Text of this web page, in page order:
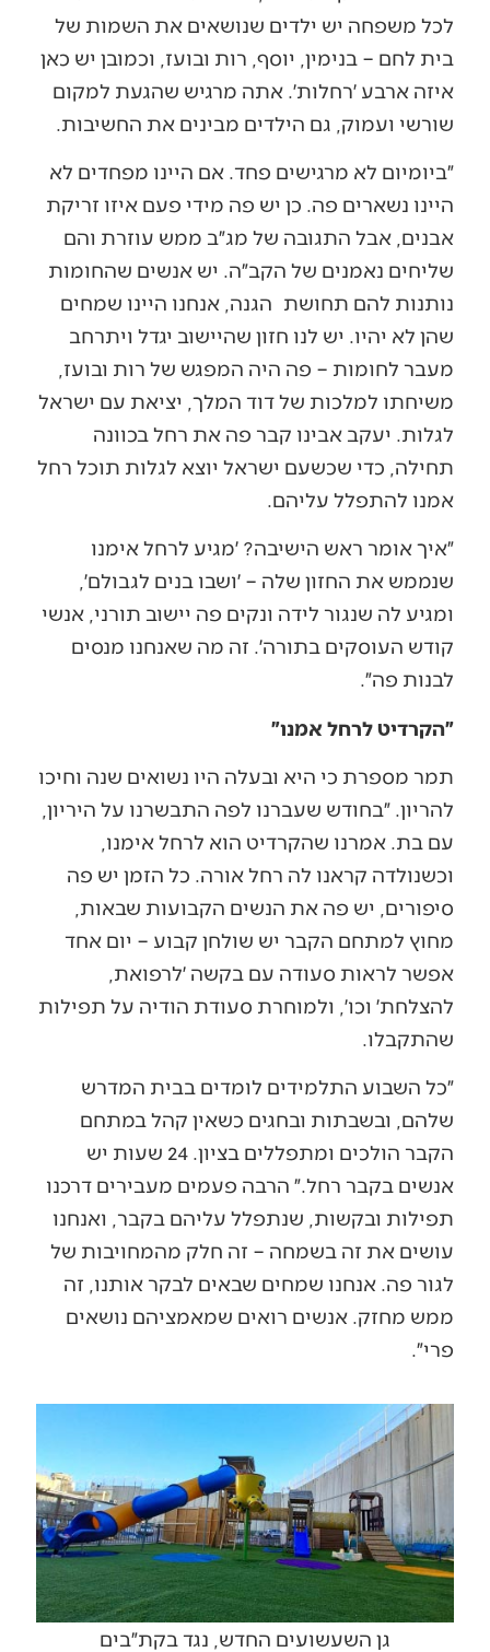
לכל משפחה יש ילדים שנושאים את השמות של
בית לחם – בנימין, יוסף, רות ובועז, וכמובן יש כאן
איזה ארבע ׳רחלות׳. אתה מרגיש שהגעת למקום
שורשי ועמוק, גם הילדים מבינים את החשיבות.
״ביומיום לא מרגישים פחד. אם היינו מפחדים לא
היינו נשארים פה. כן יש פה מידי פעם איזו זריקת
אבנים, אבל התגובה של מג״ב ממש עוזרת והם
שליחים נאמנים של הקב״ה. יש אנשים שהחומות
נותנות להם תחושת הגנה, אנחנו היינו שמחים
שהן לא יהיו. יש לנו חזון שהיישוב יגדל ויתרחב
מעבר לחומות – פה היה המפגש של רות ובועז,
משיחתו למלכות של דוד המלך, יציאת עם ישראל
לגלות. יעקב אבינו קבר פה את רחל בכוונה
תחילה, כדי שכשעם ישראל יוצא לגלות תוכל רחל
אמנו להתפלל עליהם.
״איך אומר ראש הישיבה? ׳מגיע לרחל אימנו
שנממש את החזון שלה – ׳ושבו בנים לגבולם׳,
ומגיע לה שנגור לידה ונקים פה יישוב תורני, אנשי
קודש העוסקים בתורה׳. זה מה שאנחנו מנסים
לבנות פה״.
״הקרדיט לרחל אמנו״
תמר מספרת כי היא ובעלה היו נשואים שנה וחיכו
להריון. ״בחודש שעברנו לפה התבשרנו על היריון,
עם בת. אמרנו שהקרדיט הוא לרחל אימנו,
וכשנולדה קראנו לה רחל אורה. כל הזמן יש פה
סיפורים, יש פה את הנשים הקבועות שבאות,
מחוץ למתחם הקבר יש שולחן קבוע – יום אחד
אפשר לראות סעודה עם בקשה ׳לרפואת,
להצלחת׳ וכו׳, ולמוחרת סעודת הודיה על תפילות
שהתקבלו.
״כל השבוע התלמידים לומדים בבית המדרש
שלהם, ובשבתות ובחגים כשאין קהל במתחם
הקבר הולכים ומתפללים בציון. 24 שעות יש
אנשים בקבר רחל.״ הרבה פעמים מעבירים דרכנו
תפילות ובקשות, שנתפלל עליהם בקבר, ואנחנו
עושים את זה בשמחה – זה חלק מהמחויבות של
לגור פה. אנחנו שמחים שבאים לבקר אותנו, זה
ממש מחזק. אנשים רואים שמאמציהם נושאים
פרי״.
גן השעשועים החדש, נגד בקת״בים